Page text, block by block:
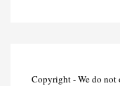
Copyright - We do not